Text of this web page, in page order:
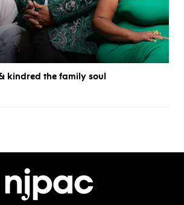
kindred the family soul